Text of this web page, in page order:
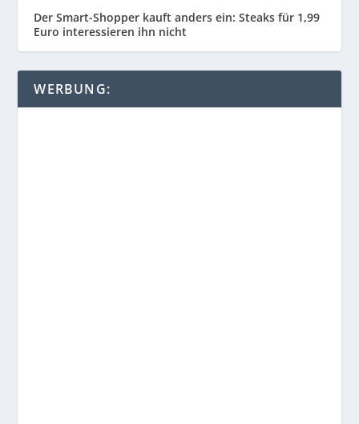
Der Smart-Shopper kauft anders ein: Steaks für 1,99
Euro interessieren ihn nicht
WERBUNG: